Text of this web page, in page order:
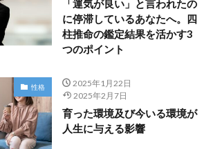
「運気が良い」と言われたの
に停滞しているあなたへ。四
柱推命の鑑定結果を活かす3
つのポイント
性格
2025年1月22日
2025年2月7日
育った環境及び今いる環境が
人生に与える影響